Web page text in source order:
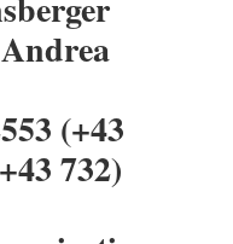
(+43
732)